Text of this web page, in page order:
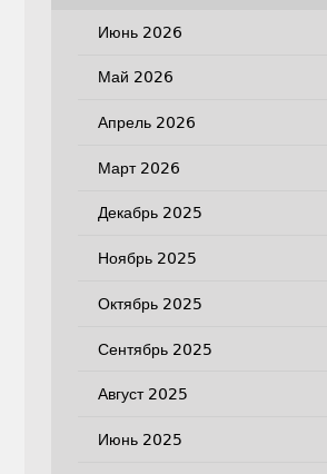
Июнь 2026
Май 2026
Апрель 2026
Март 2026
Декабрь 2025
Ноябрь 2025
Октябрь 2025
Сентябрь 2025
Август 2025
Июнь 2025